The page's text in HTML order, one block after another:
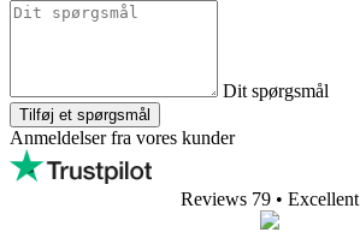
Dit spørgsmål
Tilføj et spørgsmål
Anmeldelser fra vores kunder
Reviews 79 • Excellent